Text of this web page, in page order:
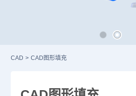
CAD > CAD图形填充